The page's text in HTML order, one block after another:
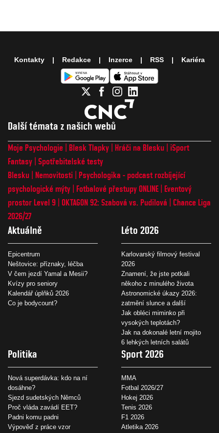
Další témata z našich webů
Moje Psychologie Blesk Tlapky Hráči na Blesku
iSport
Fantasy Spotřebitelské testy
Blesku
Nemovitosti
Psychologika - podcast rozbíjející
psychologické mýty
Fotbalové přestupy ONLINE
Eventový
prostor Level 9 OKTAGON 92: Szabová vs. Pudilová
Chance Liga
2026/27
Aktuálně
Epicentrum
Neštovice: příznaky, léčba
V čem jezdí Yamal a Mesii?
Kvízy pro seniory
Kalendář úplňků 2026
Co je bodycount?
Léto 2026
Karlovarský filmový festival
2026
Znamení, že jste potkali
někoho z minulého života
Astronomické úkazy 2026:
zatmění slunce a další
Jak obléci miminko při
vysokých teplotách?
Jak na dokonalé letní mojito
6 lehkých letních salátů
Politika
Nová superdávka: kdo na ní
dosáhne?
Sjezd sudetských Němců
Proč vláda zavádí EET?
Padni komu padni
Výpověď z práce vzor
Sport 2026
MMA
Fotbal 2026/27
Hokej 2026
Tenis 2026
F1 2026
Atletika 2026
Kontakty Redakce Inzerce RSS Kariéra